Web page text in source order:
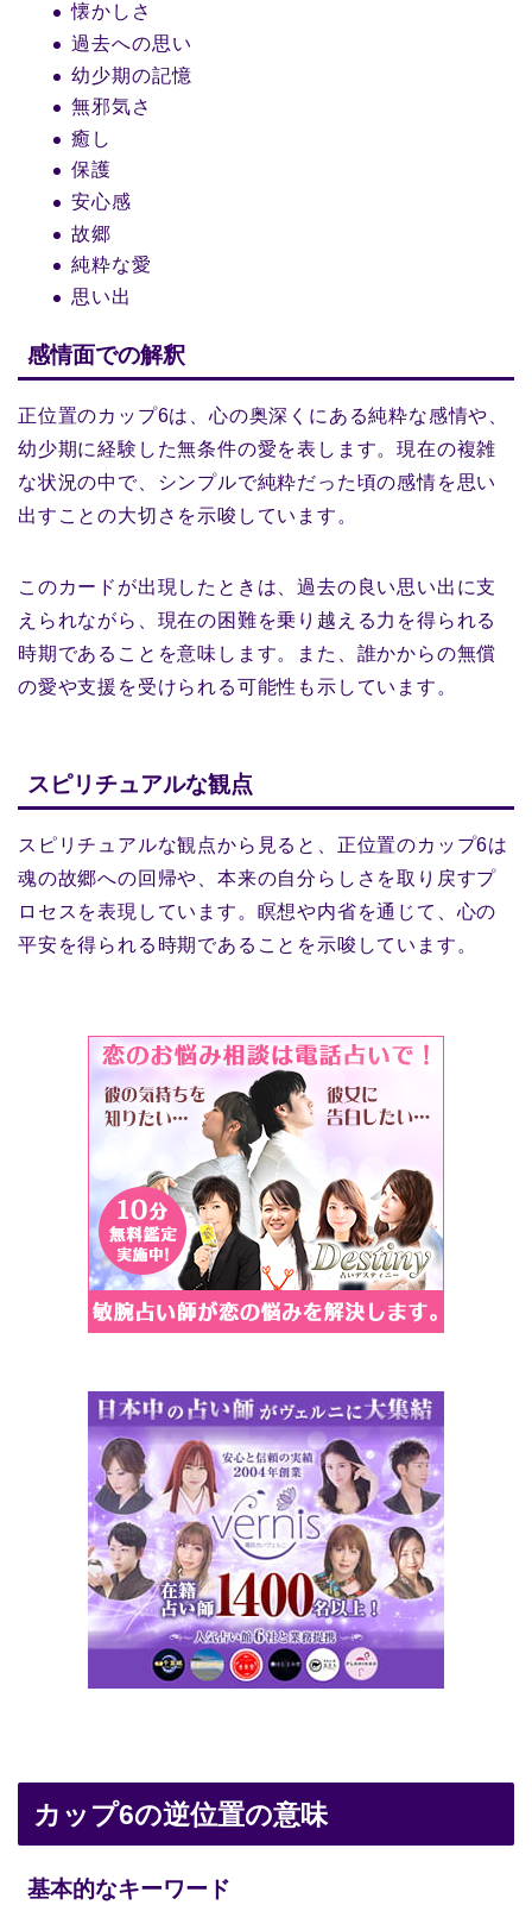
懐かしさ
過去への思い
幼少期の記憶
無邪気さ
癒し
保護
安心感
故郷
純粋な愛
思い出
感情面での解釈
正位置のカップ6は、心の奥深くにある純粋な感情や、
幼少期に経験した無条件の愛を表します。現在の複雑
な状況の中で、シンプルで純粋だった頃の感情を思い
出すことの大切さを示唆しています。
このカードが出現したときは、過去の良い思い出に支
えられながら、現在の困難を乗り越える力を得られる
時期であることを意味します。また、誰かからの無償
の愛や支援を受けられる可能性も示しています。
スピリチュアルな観点
スピリチュアルな観点から見ると、正位置のカップ6は
魂の故郷への回帰や、本来の自分らしさを取り戻すプ
ロセスを表現しています。瞑想や内省を通じて、心の
平安を得られる時期であることを示唆しています。
カップ6の逆位置の意味
基本的なキーワード